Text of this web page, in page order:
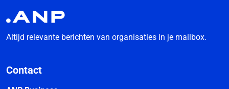
Altijd relevante berichten van organisaties in je mailbox.
Contact